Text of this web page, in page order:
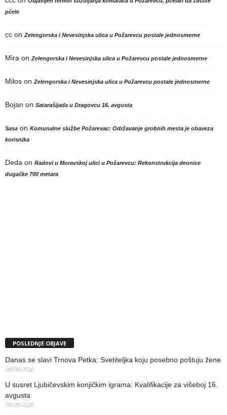
pčele
cc onZelengorska i Nevesinjska ulica u Požarevcu postale jednosmerne
Mira onZelengorska i Nevesinjska ulica u Požarevcu postale jednosmerne
Milos onZelengorska i Nevesinjska ulica u Požarevcu postale jednosmerne
Bojan on Satarašijada u Dragovcu 16. avgusta
Sasa on Komunalne službe Požarevac: Održavanje grobnih mesta je obaveza
korisnika
Deda on Radovi u Moravskoj ulici u Požarevcu: Rekonstrukcija deonice
dugačke 700 metara
POSLEDNJE OBJAVE
Danas se slavi Trnova Petka: Svetiteljka koju posebno poštuju žene
08/08/2026
U susret Ljubičevskim konjičkim igrama: Kvalifikacije za višeboj 16.
avgusta
08/08/2026